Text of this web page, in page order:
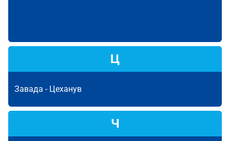
Ц
Завада - Цеханув
Ч